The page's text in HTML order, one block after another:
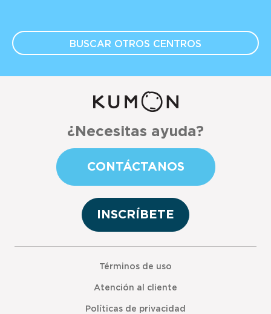
BUSCAR OTROS CENTROS
¿Necesitas ayuda?
CONTÁCTANOS
INSCRÍBETE
Términos de uso
Atención al cliente
Políticas de privacidad